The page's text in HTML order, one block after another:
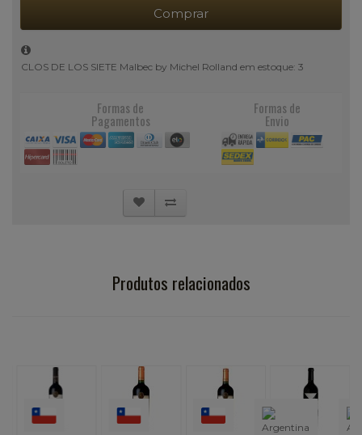
Comprar
CLOS DE LOS SIETE Malbec by Michel Rolland em estoque: 3
Formas de
Pagamentos
Formas de
Envio
Produtos relacionados